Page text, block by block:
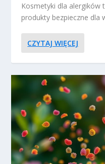
Kosmetyki dla alergików
produkty bezpieczne dla
CZYTAJ WIĘCEJ